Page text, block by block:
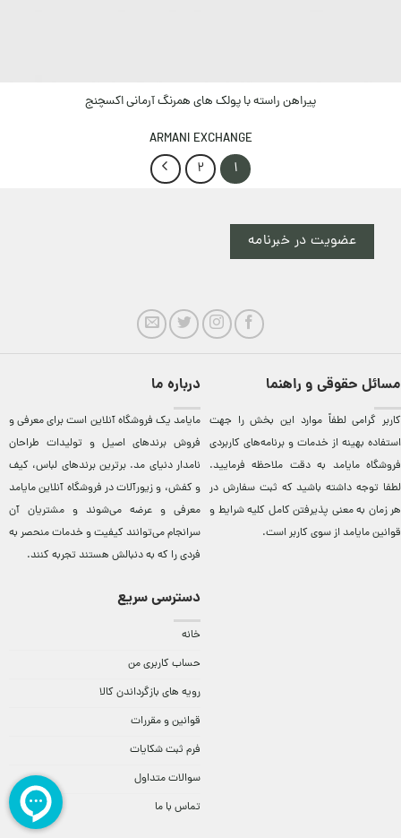
پیراهن راسته با پولک های همرنگ آرمانی اکسچنج
ARMANI EXCHANGE
1
2
عضویت در خبرنامه
مسائل حقوقی و راهنما
کاربر گرامی لطفاً موارد این بخش را جهت
استفاده بهینه از خدمات و برنامه‌‏های کاربردی
فروشگاه مایامد به دقت ملاحظه فرمایید.
لطفا توجه داشته باشید که ثبت سفارش در
هر زمان به معنی پذیرفتن کامل کلیهشرایط و
قوانین مایامداز سوی کاربر است.
درباره ما
مایامد يک فروشگاه آنلاين است برای معرفی و
فروش برندهای اصيل و توليدات طراحان
نامدار دنيای مد. برترين‌ برندهای لباس، کيف
و کفش، و زيورآلات در فروشگاه آنلاين مایامد
معرفی و عرضه می‌شوند و مشتريان آن
سرانجام می‌توانند کيفيت و خدمات منحصر به
فردی را که به دنبالش هستند تجربه کنند.
دسترسی سریع
خانه
حساب کاربری من
رویه های بازگرداندن کالا
قوانین و مقررات
فرم ثبت شکایات
سوالات متداول
تماس با ما